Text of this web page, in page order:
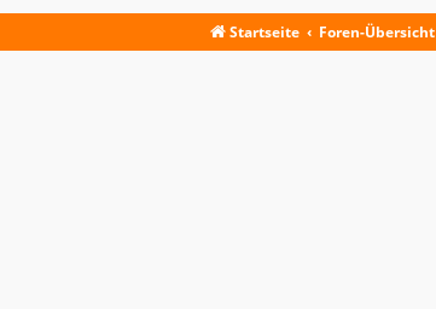
Startseite Foren-Übersicht